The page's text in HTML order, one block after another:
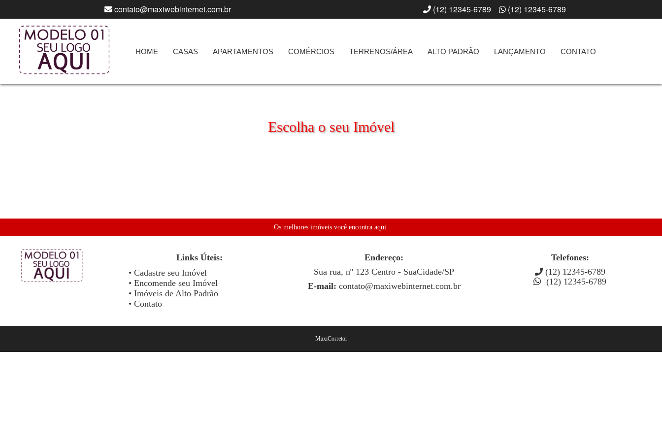
contato@maxiwebinternet.com.br (12) 12345-6789 (12) 12345-6789
HOME CASAS APARTAMENTOS COMÉRCIOS TERRENOS/ÁREA ALTO PADRÃO LANÇAMENTO CONTATO
Escolha o seu Imóvel
Os melhores imóveis você encontra aqui.
Links Úteis:
• Cadastre seu Imóvel
• Encomende seu Imóvel
• Imóveis de Alto Padrão
• Contato
Endereço:
Sua rua, nº 123 Centro - SuaCidade/SP
E-mail: contato@maxiwebinternet.com.br
Telefones:
(12) 12345-6789
(12) 12345-6789
MaxiCorretor